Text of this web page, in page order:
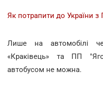
Як потрапити до України з
Лише на автомобілі
«Краківець» та ПП
автобусом не можна.